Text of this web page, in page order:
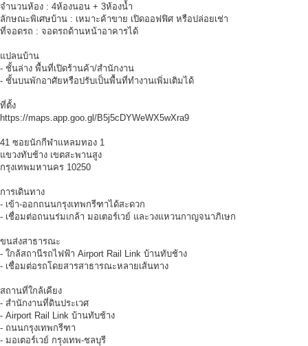
จำนวนห้อง : 4ห้องนอน + 3ห้องน้ำ
ลักษณะพิเศษบ้าน : เหมาะค้าขาย เปิดออฟฟิศ หรือปล่อยเช่า
ที่จอดรถ : จอดรถด้านหน้าอาคารได้
แปลนบ้าน
- ชั้นล่าง พื้นที่เปิดร้านค้า/สำนักงาน
- ชั้นบนพักอาศัยหรือปรับเป็นพื้นที่ทำงานเพิ่มเติมได้
ที่ตั้ง
https://maps.app.goo.gl/B5j5cDYWeWX5wXra9
41 ซอยนักกีฬาแหลมทอง 1
แขวงทับช้าง เขตสะพานสูง
กรุงเทพมหานคร 10250
การเดินทาง
- เข้า-ออกถนนกรุงเทพกรีฑาได้สะดวก
- เชื่อมต่อถนนร่มเกล้า มอเตอร์เวย์ และวงแหวนกาญจนาภิเษก
ขนส่งสาธารณะ
- ใกล้สถานีรถไฟฟ้า Airport Rail Link บ้านทับช้าง
- เชื่อมต่อรถโดยสารสาธารณะหลายเส้นทาง
สถานที่ใกล้เคียง
- สำนักงานที่ดินประเวศ
- Airport Rail Link บ้านทับช้าง
- ถนนกรุงเทพกรีฑา
- มอเตอร์เวย์ กรุงเทพ-ชลบุรี